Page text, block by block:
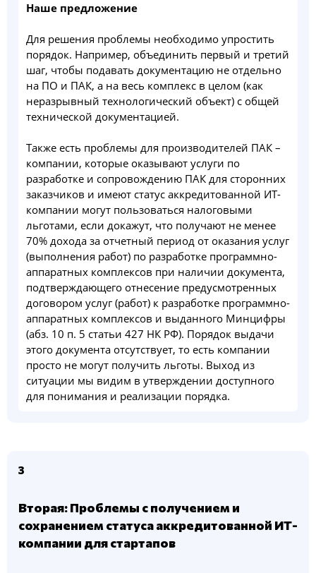
Наше предложение
Для решения проблемы необходимо упростить
порядок. Например, объединить первый и третий
шаг, чтобы подавать документацию не отдельно
на ПО и ПАК, а на весь комплекс в целом (как
неразрывный технологический объект) с общей
технической документацией.
Также есть проблемы для производителей ПАК –
компании, которые оказывают услуги по
разработке и сопровождению ПАК для сторонних
заказчиков и имеют статус аккредитованной ИТ-
компании могут пользоваться налоговыми
льготами, если докажут, что получают не менее
70% дохода за отчетный период от оказания услуг
(выполнения работ) по разработке программно-
аппаратных комплексов при наличии документа,
подтверждающего отнесение предусмотренных
договором услуг (работ) к разработке программно-
аппаратных комплексов и выданного Минцифры
(абз. 10 п. 5 статьи 427 НК РФ). Порядок выдачи
этого документа отсутствует, то есть компании
просто не могут получить льготы. Выход из
ситуации мы видим в утверждении доступного
для понимания и реализации порядка.
3
Вторая: Проблемы с получением и
сохранением статуса аккредитованной ИТ-
компании для стартапов